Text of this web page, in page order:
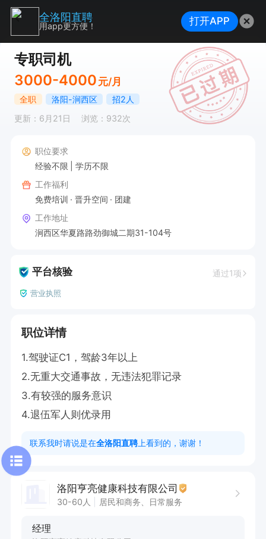
专职司机
3000-4000 元/月
全职 洛阳-涧西区
招2人
更新：6月21日
浏览：932次
职位要求
经验不限
学历不限
工作福利
免费培训
晋升空间
团建
工作地址
涧西区华夏路路劲御城二期31-104号
平台核验 通过1项
营业执照
职位详情
1.驾驶证C1，驾龄3年以上
2.无重大交通事故，无违法犯罪记录
3.有较强的服务意识
4.退伍军人则优录用
联系我时请说是在全洛阳直聘 上看到的，谢谢！
洛阳亨亮健康科技有限公司
30-60人 居民和商务、日常服务
经理
全洛阳直聘
用app更方便！ 打开APP